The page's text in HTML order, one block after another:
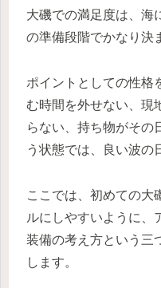
大磯での満足度は、海
の準備段階でかなり決
ポイントとしての性格
む時間を外せない、現
らない、持ち物がその
う状態では、良い波の
ここでは、初めての大
ルにしやすいように、
装備の考え方という三
します。